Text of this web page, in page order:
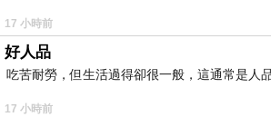
17 小時前
好人品
吃苦耐勞，但生活過得卻很一般，這通常是人
17 小時前